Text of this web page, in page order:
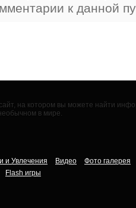
к данной
на котором вы можете найти
в мире.
и Увлечения Видео
Фото галерея
Flash игры